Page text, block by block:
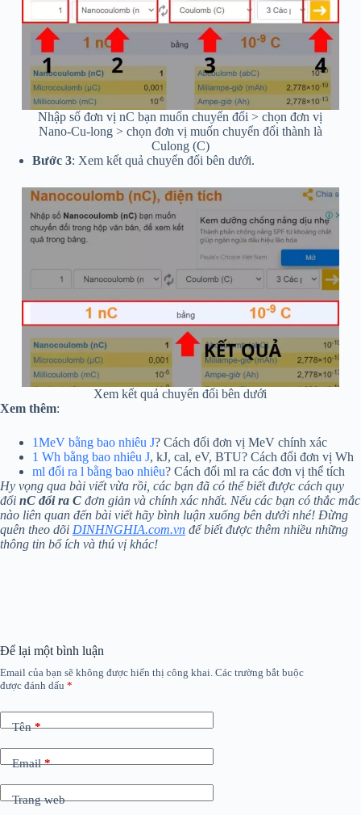
Nhập số đơn vị nC bạn muốn chuyển đổi > chọn đơn vị
Nano-Cu-long > chọn đơn vị muốn chuyển đổi thành là
Culong (C)
Bước 3: Xem kết quả chuyển đổi bên dưới.
Xem kết quả chuyển đổi bên dưới
Xem thêm:
1MeV bằng bao nhiêu J? Cách đổi đơn vị MeV chính xác
1 Wh bằng bao nhiêu J, kJ, cal, eV, BTU? Cách đổi đơn vị Wh
ml đổi ra l bằng bao nhiêu? Cách đổi ml ra các đơn vị thể tích
Hy vọng qua bài viết vừa rồi, các bạn đã có thể biết được cách quy
đổi nC đổi ra C đơn giản và chính xác nhất. Nếu các bạn có thắc mắc
nào liên quan đến bài viết hãy bình luận xuống bên dưới nhé! Đừng
quên theo dõi DINHNGHIA.com.vn để biết được thêm nhiều những
thông tin bổ ích và thú vị khác!
Để lại một bình luận
Email của bạn sẽ không được hiển thị công khai. Các trường bắt buộc
được đánh dấu *
Tên*
Email*
Trang web